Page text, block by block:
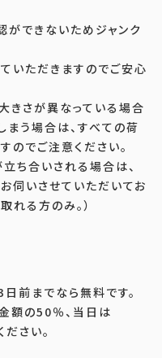
ができないためジャンク
いただきますのでご安心
きさが異なっている場合
う場合は、すべての荷
でご注意ください。
ち合いされる場合は、
伺いさせていただいてお
れる方のみ。）
前までなら無料です。
額の50％、当日は
さい。